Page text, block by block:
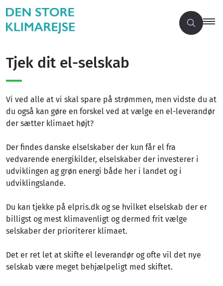
Tjek dit el-selskab
Vi ved alle at vi skal spare på strømmen, men vidste du at
du også kan gøre en forskel ved at vælge en el-leverandør
der sætter klimaet højt?
Der findes danske elselskaber der kun får el fra
vedvarende energikilder, elselskaber der investerer i
udviklingen ag grøn energi både her i landet og i
udviklingslande.
Du kan tjekke på elpris.dk og se hvilket elselskab der er
billigst og mest klimavenligt og dermed frit vælge
selskaber der prioriterer klimaet.
Det er ret let at skifte el leverandør og ofte vil det nye
selskab være meget behjælpeligt med skiftet.